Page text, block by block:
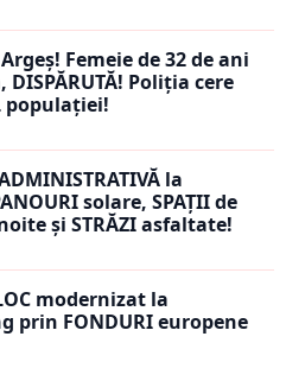
Femeie de 32 de ani
Poliția cere
populației!
la
solare, SPAȚII de
și STRĂZI asfaltate!
modernizat la
prin FONDURI europene